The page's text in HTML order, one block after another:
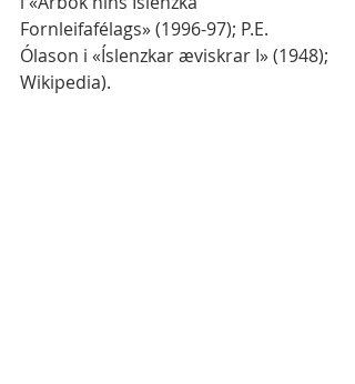
Fornleifafélags» (1996-97); P.E.
Ólason i «Íslenzkar æviskrar I» (1948);
Wikipedia).